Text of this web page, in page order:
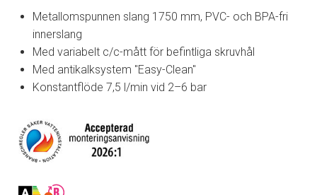
Metallomspunnen slang 1750 mm, PVC- och BPA-fri
innerslang
Med variabelt c/c-mått för befintliga skruvhål
Med antikalksystem "Easy-Clean"
Konstantflöde 7,5 l/min vid 2–6 bar